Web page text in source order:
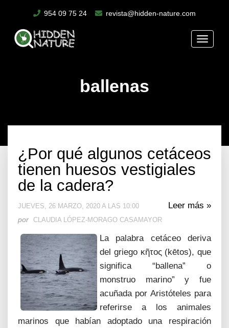
954 09 75 24 revista@hidden-nature.com
Toggle
ballenas
¿Por qué algunos cetáceos
tienen huesos vestigiales
de la cadera?
Leer más »
JUEVES, 26 MARZO, 2020 A LAS 10:00
por CLAUDIA LÓPEZ-MORAGO CASAMAYOR
La palabra cetáceo deriva
del griego κῆτος (kētos), que
significa “ballena” o
monstruo marino” y fue
acuñada por Aristóteles para
referirse a los animales
marinos que habían adoptado una respiración